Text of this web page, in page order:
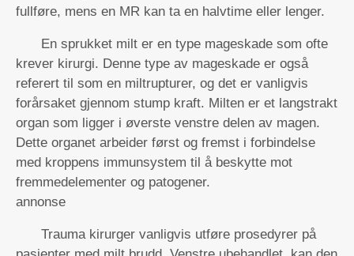
fullføre, mens en MR kan ta en halvtime eller lenger.
En sprukket milt er en type mageskade som ofte
krever kirurgi. Denne type av mageskade er også
referert til som en miltrupturer, og det er vanligvis
forårsaket gjennom stump kraft. Milten er et langstrakt
organ som ligger i øverste venstre delen av magen.
Dette organet arbeider først og fremst i forbindelse
med kroppens immunsystem til å beskytte mot
fremmedelementer og patogener.
annonse
Trauma kirurger vanligvis utføre prosedyrer på